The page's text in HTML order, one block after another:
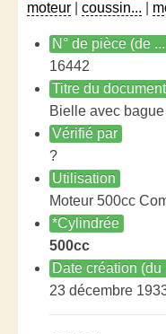
moteur
coussin...
N° de pièce (de
16442
Titre du document
Bielle avec
Vérifié par
?
Utilisation
Moteur 500cc
*Cylindrée
500cc
Date création (du
23 décembre